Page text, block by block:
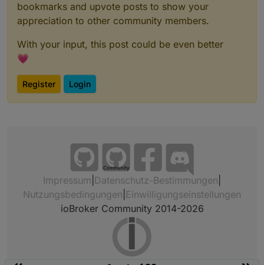
bookmarks and upvote posts to show your
appreciation to other community members.
With your input, this post could be even better
💗
Register Login
Community
Impressum Datenschutz-Bestimmungen
Nutzungsbedingungen Einwilligungseinstellungen
ioBroker Community 2014-2026